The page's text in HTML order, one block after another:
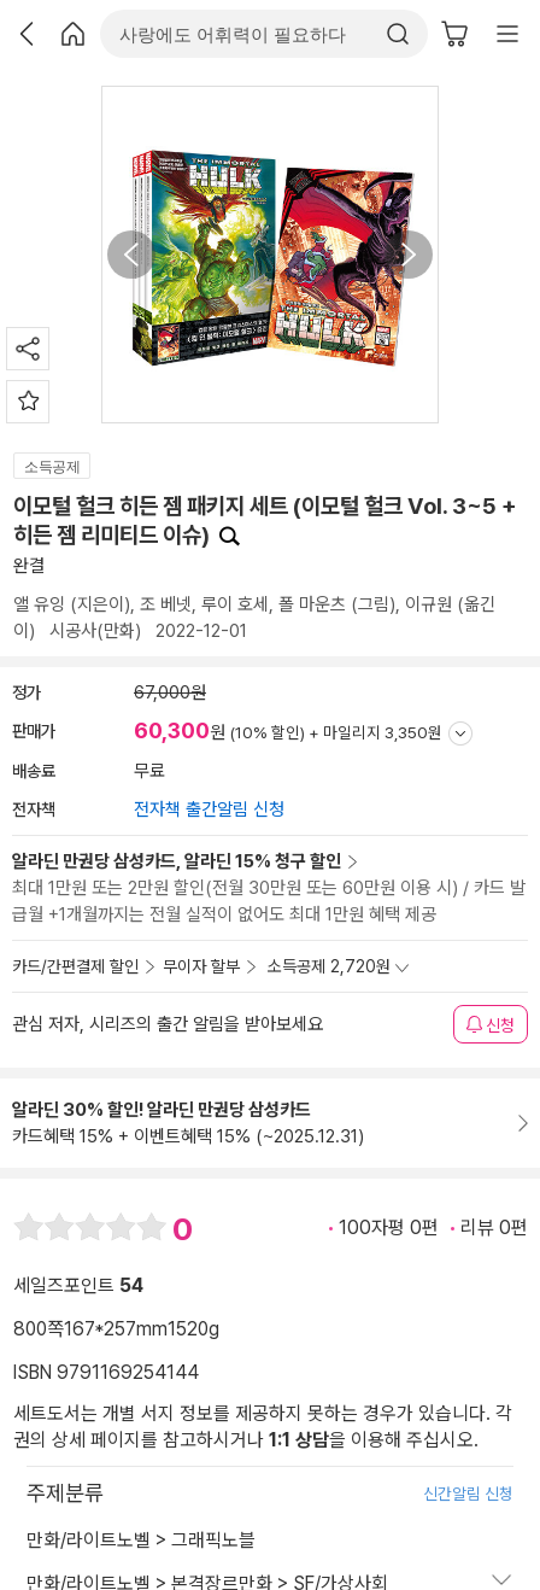
소득공제
이모털 헐크 히든 젬 패키지 세트 (이모털 헐크 Vol. 3~5 +
히든 젬 리미티드 이슈)
완결
앨 유잉 (지은이), 조 베넷, 루이 호세 , 폴 마운츠 (그림), 이규원 (옮긴
이) 시공사(만화) 2022-12-01
정가 67,000원
판매가 60,300원 (10% 할인) + 마일리지 3,350원
배송료 무료
전자책 전자책 출간알림 신청
알라딘 만권당 삼성카드, 알라딘 15% 청구 할인
최대 1만원 또는 2만원 할인(전월 30만원 또는 60만원 이용 시) / 카드 발
급월 +1개월까지는 전월 실적이 없어도 최대 1만원 혜택 제공
카드/간편결제 할인 무이자 할부 소득공제 2,720원
관심 저자, 시리즈의 출간 알림을 받아보세요 신청
알라딘 30% 할인! 알라딘 만권당 삼성카드
카드혜택 15% + 이벤트혜택 15% (~2025.12.31)
0 100자평 0편 리뷰 0편
세일즈포인트 54
800쪽167*257mm1520g
ISBN 9791169254144
세트도서는 개별 서지 정보를 제공하지 못하는 경우가 있습니다. 각
권의 상세 페이지를 참고하시거나 1:1 상담을 이용해 주십시오.
주제분류 신간알림 신청
만화/라이트노벨 > 그래픽노블
만화/라이트노벨 > 본격장르만화 > SF/가상사회